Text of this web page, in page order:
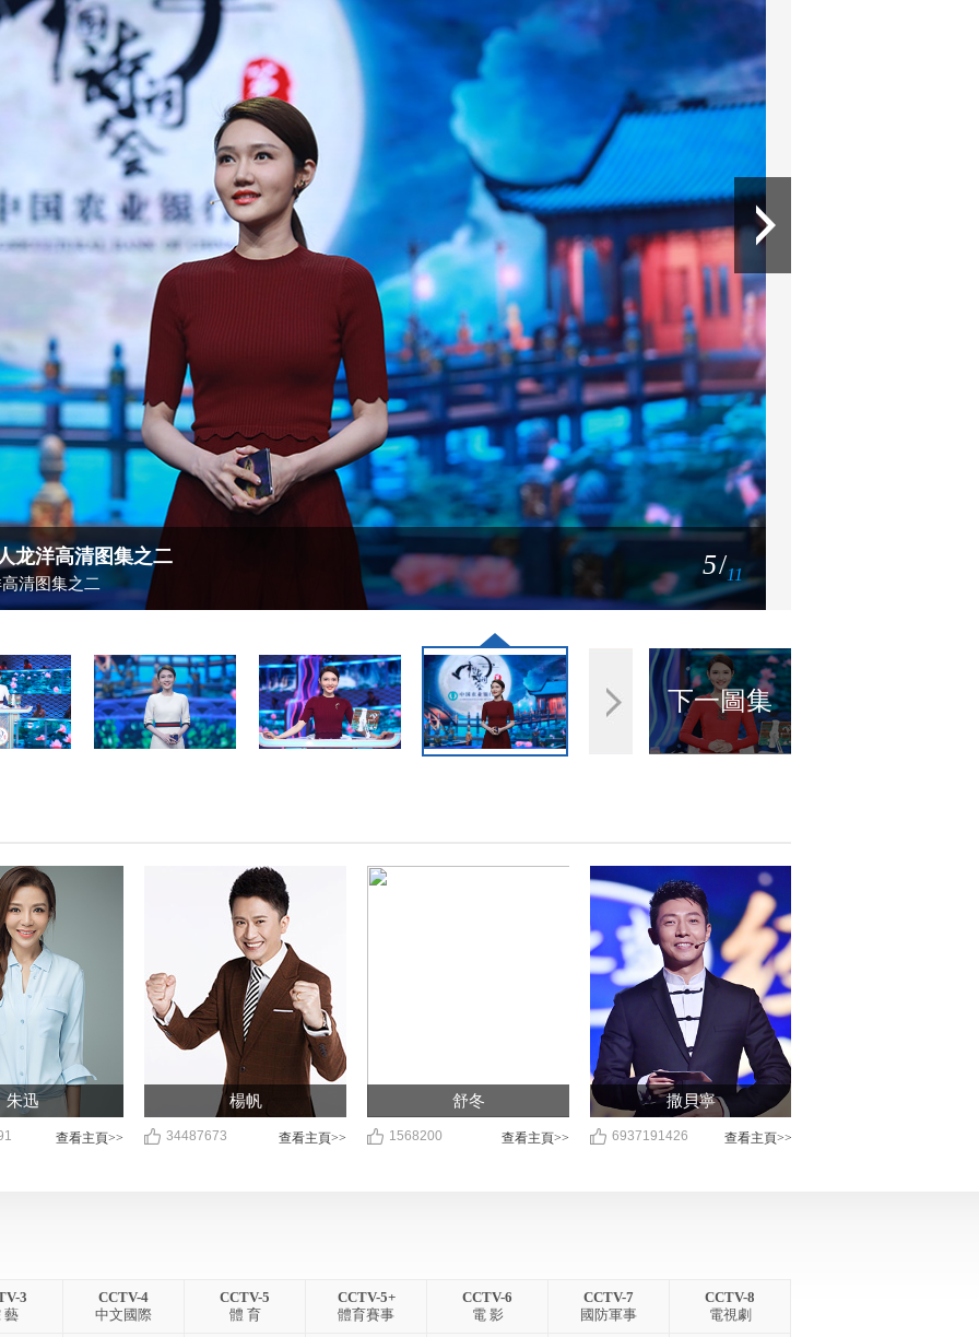
龙洋高清图集之二
清图集之二
6/11
下一圖集
朱迅
查看主頁>>
楊帆
34487673 查看主頁>>
舒冬
1568200 查看主頁>>
撒貝寧
6937191426 查看主頁>>
3
藝
CCTV-4
中文國際
CCTV-5
體 育
CCTV-5+
體育賽事
CCTV-6
電 影
CCTV-7
國防軍事
CCTV-8
電視劇